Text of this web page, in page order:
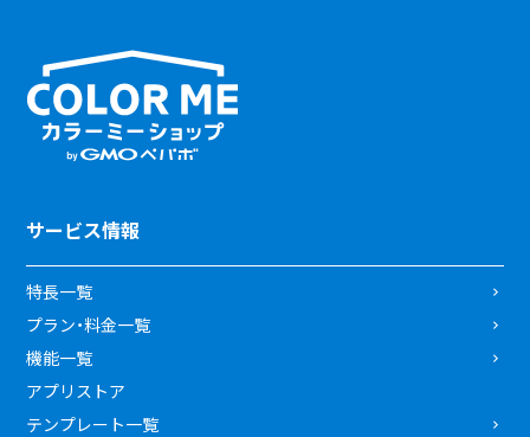
サービス情報
特長一覧
プラン・料金一覧
機能一覧
アプリストア
テンプレート一覧